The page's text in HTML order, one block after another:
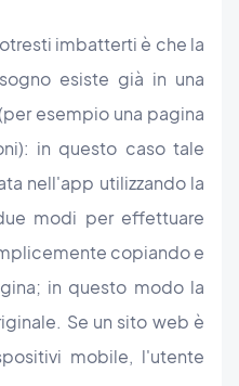
imbatterti è che la
esiste già in una
esempio una pagina
in questo caso tale
nell'app utilizzando la
modi per effettuare
copiando e
in questo modo la
Se un sito web è
mobile, l'utente